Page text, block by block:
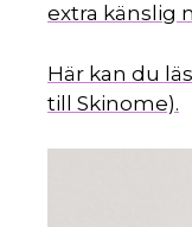
extra känslig
Här kan du
till Skinome).